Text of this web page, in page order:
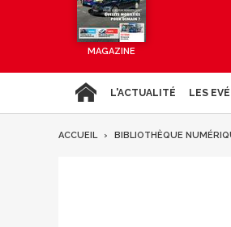
MAGAZINE
L'ACTUALITÉ LES
ACCUEIL BIBLIOTHÈQUE